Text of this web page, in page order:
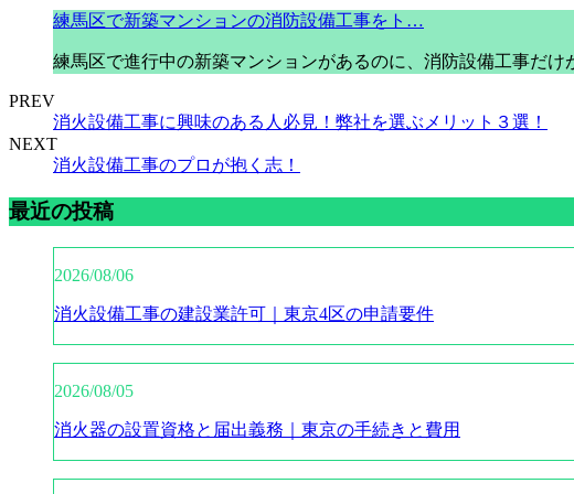
練馬区で新築マンションの消防設備工事をト…
練馬区で進行中の新築マンションがあるのに、消防設備工事だ
PREV
消火設備工事に興味のある人必見！弊社を選ぶメリット３選！
NEXT
消火設備工事のプロが抱く志！
最近の投稿
2026/08/06
消火設備工事の建設業許可｜東京4区の申請要件
2026/08/05
消火器の設置資格と届出義務｜東京の手続きと費用